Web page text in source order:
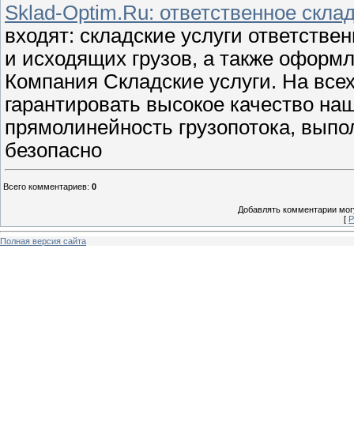
Sklad-Optim.Ru: ответственное
входят: складские услуги
и исходящих грузов, а также
Компания Складские услуги. На
гарантировать высокое качество
прямолинейность грузопотока,
безопасно
Всего комментариев: 0
Добавлять комментарии
[
Полная версия сайта